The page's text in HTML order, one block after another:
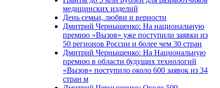
медицинских изделий
День семьи, любви и верности
Дмитрий Чернышенко: На национальную
премию «Вызов» уже поступили заявки из
50 регионов России и более чем 30 стран
Дмитрий Чернышенко: На Национальную
премию в области будущих технологий
«Вызов» поступило около 600 заявок из 34
стран м